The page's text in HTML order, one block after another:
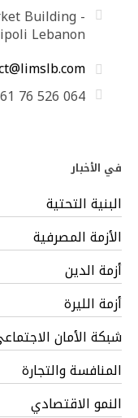
Building -
Lebanon
76 526 064
في الأخبار
البنية التحتية
الأزمة المصرفية
أزمة الدين
أزمة الليرة
شبكة الأمان
المنافسة والتجارة
النمو الاقتصادي